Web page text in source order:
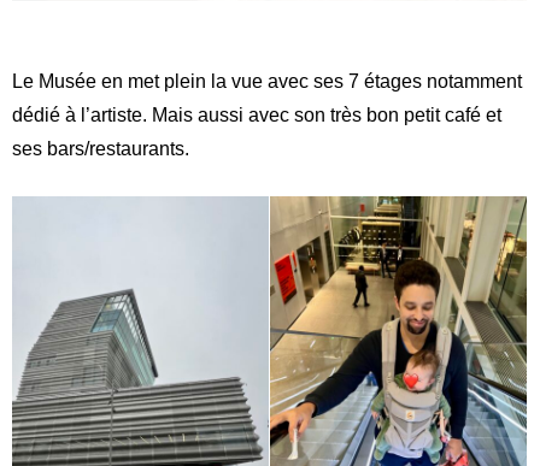
Le Musée en met plein la vue avec ses 7 étages notamment
dédié à l’artiste. Mais aussi avec son très bon petit café et
ses bars/restaurants.